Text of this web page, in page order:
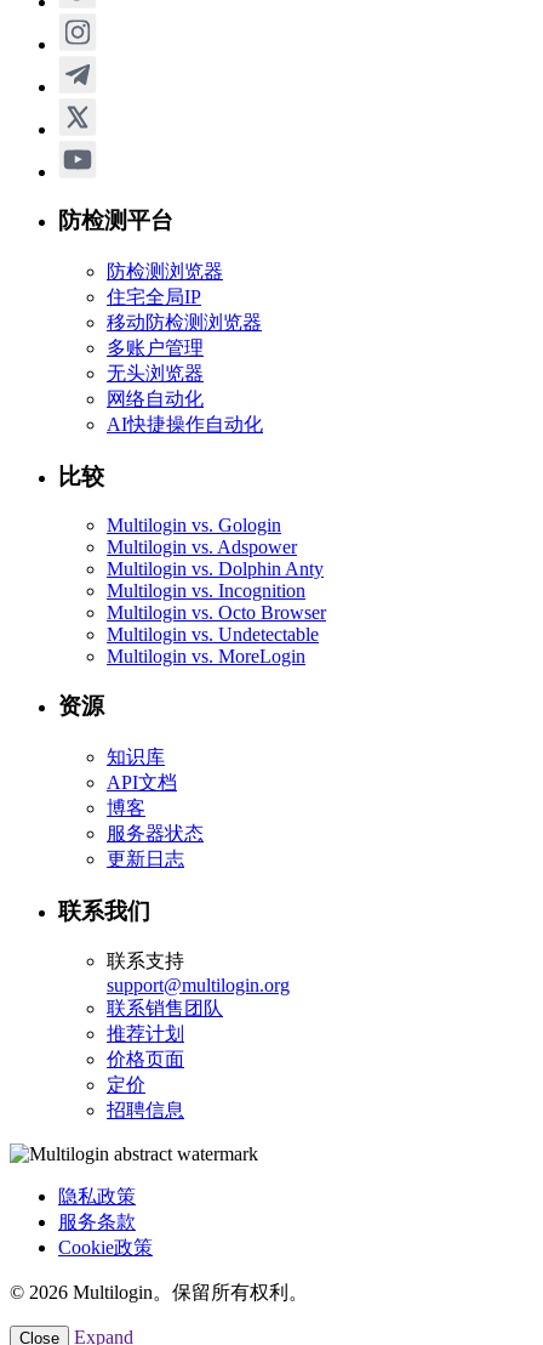
防检测平台
防检测浏览器
住宅全局IP
移动防检测浏览器
多账户管理
无头浏览器
网络自动化
AI快捷操作自动化
比较
Multilogin vs. Gologin
Multilogin vs. Adspower
Multilogin vs. Dolphin Anty
Multilogin vs. Incognition
Multilogin vs. Octo Browser
Multilogin vs. Undetectable
Multilogin vs. MoreLogin
资源
知识库
API文档
博客
服务器状态
更新日志
联系我们
联系支持
support@multilogin.org
联系销售团队
推荐计划
价格页面
定价
招聘信息
隐私政策
服务条款
Cookie政策
© 2026 Multilogin。保留所有权利。
Close Expand